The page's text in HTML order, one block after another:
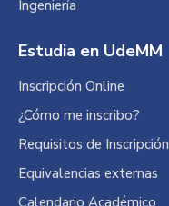
Ingeniería
Estudia en UdeMM
Inscripción Online
¿Cómo me inscribo?
Requisitos de Inscripción
Equivalencias externas
Calendario Académico